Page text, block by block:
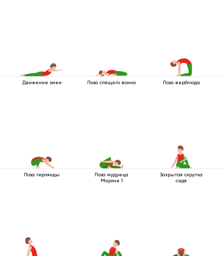
Движение змеи Поза спящего воина Поза верблюда
Поза гирлянды
Поза мудреца
Маричи 1
Закрытая скрутка
сидя